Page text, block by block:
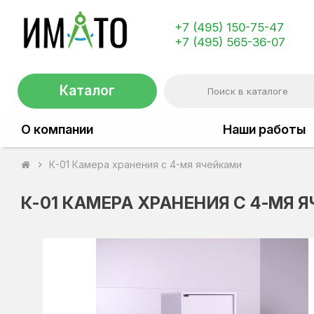
+7 (495) 150-75-47
+7 (495) 565-36-07
Каталог
О компании Наши работы
chevron_right К-01 Камера хранения с 4-мя ячейками
К-01 КАМЕРА ХРАНЕНИЯ С 4-МЯ